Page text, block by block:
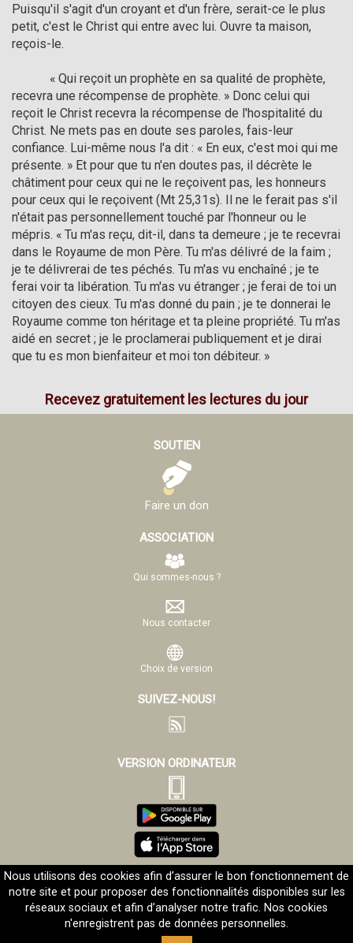
Puisqu'il s'agit d'un croyant et d'un frère, serait-ce le plus
petit, c'est le Christ qui entre avec lui. Ouvre ta maison,
reçois-le.
recevra une récompense de prophète. » Donc celui qui
reçoit le Christ recevra la récompense de l'hospitalité du
Christ. Ne mets pas en doute ses paroles, fais-leur
confiance. Lui-même nous l'a dit : « En eux, c'est moi qui me
présente. » Et pour que tu n'en doutes pas, il décrète le
châtiment pour ceux qui ne le reçoivent pas, les honneurs
pour ceux qui le reçoivent (Mt 25,31s). Il ne le ferait pas s'il
n'était pas personnellement touché par l'honneur ou le
mépris. « Tu m'as reçu, dit-il, dans ta demeure ; je te recevrai
dans le Royaume de mon Père. Tu m'as délivré de la faim ;
je te délivrerai de tes péchés. Tu m'as vu enchaîné ; je te
ferai voir ta libération. Tu m'as vu étranger ; je ferai de toi un
citoyen des cieux. Tu m'as donné du pain ; je te donnerai le
Royaume comme ton héritage et ta pleine propriété. Tu m'as
aidé en secret ; je le proclamerai publiquement et je dirai
que tu es mon bienfaiteur et moi ton débiteur. »
Recevez gratuitement les lectures du jour
SOUTIEN
Faire un don
ASSOCIATION
Qui sommes-nous ?
Nous contacter
Choix de version
SUIVEZ-NOUS!
VERSION ORDINATEUR
Mentions légales
©Evangelizo.org 2001-2026
Nous utilisons des cookies afin d’assurer le bon fonctionnement de
notre site et pour proposer des fonctionnalités disponibles sur les
réseaux sociaux et afin d’analyser notre trafic. Nos cookies
n'enregistrent pas de données personnelles.